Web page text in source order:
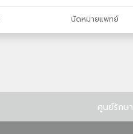
นัดหมายแพทย์
ศูนย์รักษา